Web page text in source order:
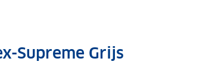
Supreme Grijs